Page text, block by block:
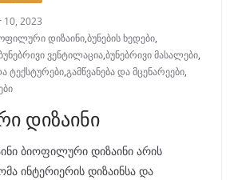
10, 2023
დიზაინი,ბუნების ხედები,
ვენტილაცია,ბუნებრივი მასალები,
ტექსტურები,გამწვანება და მცენარეები,
დიზაინი
ბიოფილური დიზაინი არის
ინტერიერის დიზაინსა და